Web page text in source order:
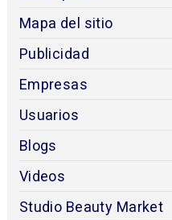
Mapa del sitio
Publicidad
Empresas
Usuarios
Blogs
Videos
Studio Beauty Market